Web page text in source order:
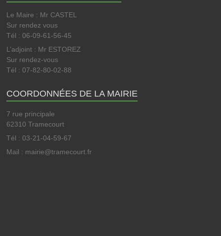
Le Maire : Mr CASTEL
Sur rendez vous
Tél : 06-09-61-56-45
L’adjoint : Mr ESTOREZ
Sur rendez-vous
Tél : 07-82-80-02-88
COORDONNÉES DE LA MAIRIE
7 rue principale
62310 Tramecourt
Tél : 03-21-04-59-67
Mail : mairie@tramecourt.fr